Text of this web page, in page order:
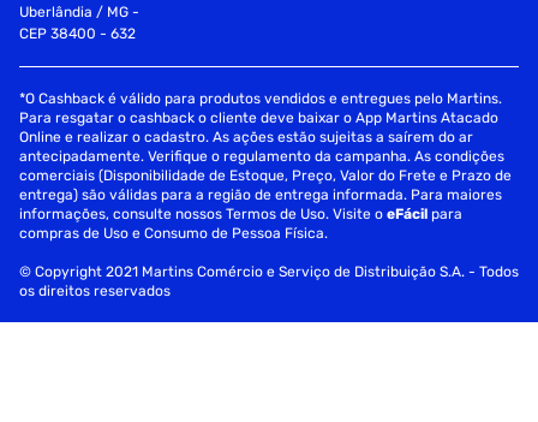
Uberlândia / MG -
CEP 38400 - 632
*O Cashback é válido para produtos vendidos e entregues pelo Martins.
Para resgatar o cashback o cliente deve baixar o App Martins Atacado
Online e realizar o cadastro. As ações estão sujeitas a saírem do ar
antecipadamente. Verifique o regulamento da campanha. As condições
comerciais (Disponibilidade de Estoque, Preço, Valor do Frete e Prazo de
entrega) são válidas para a região de entrega informada. Para maiores
informações, consulte nossos Termos de Uso. Visite oeFácil para
compras de Uso e Consumo de Pessoa Física.
© Copyright 2021 Martins Comércio e Serviço de Distribuição S.A. - Todos
os direitos reservados